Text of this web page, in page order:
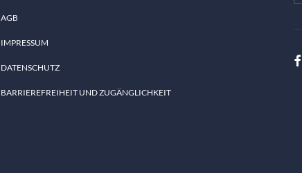
AGB
IMPRESSUM
DATENSCHUTZ
BARRIEREFREIHEIT UND ZUGÄNGLICHKEIT